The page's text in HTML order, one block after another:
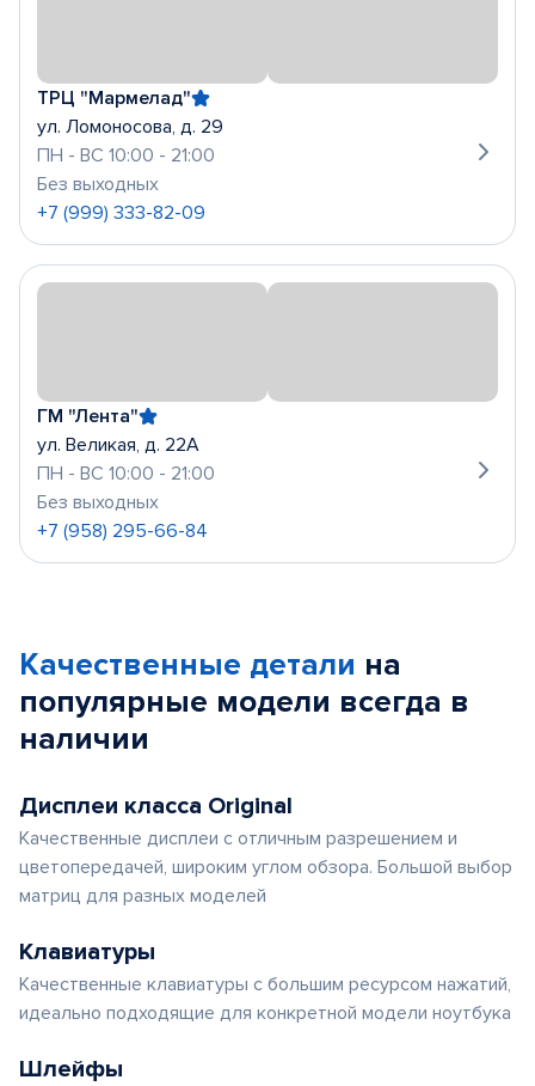
ТРЦ "Мармелад"
ул. Ломоносова, д. 29
ПН - ВС 10:00 - 21:00
Без выходных
+7 (999) 333-82-09
ГМ "Лента"
ул. Великая, д. 22А
ПН - ВС 10:00 - 21:00
Без выходных
+7 (958) 295-66-84
Качественные детали на
популярные модели всегда в
наличии
Дисплеи класса Original
Качественные дисплеи с отличным разрешением и
цветопередачей, широким углом обзора. Большой выбор
матриц для разных моделей
Клавиатуры
Качественные клавиатуры с большим ресурсом нажатий,
идеально подходящие для конкретной модели ноутбука
Шлейфы